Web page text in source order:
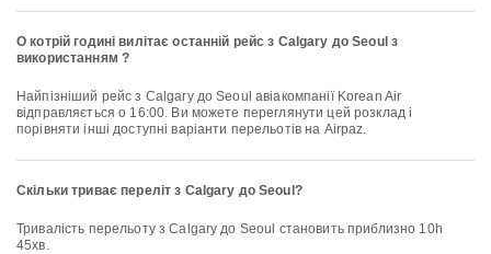
О котрій годині вилітає останній рейс з Calgary до Seoul з
використанням ?
Найпізніший рейс з Calgary до Seoul авіакомпанії Korean Air
відправляється о 16:00. Ви можете переглянути цей розклад і
порівняти інші доступні варіанти перельотів на Airpaz.
Скільки триває переліт з Calgary до Seoul?
Тривалість перельоту з Calgary до Seoul становить приблизно 10h
45хв.